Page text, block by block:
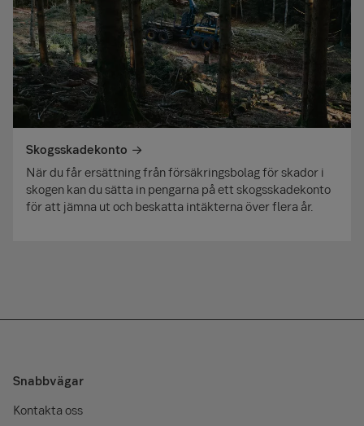
Skogsskadekonto
När du får ersättning från försäkringsbolag för skador i
skogen kan du sätta in pengarna på ett skogsskadekonto
för att jämna ut och beskatta intäkterna över flera år.
Snabbvägar
Kontakta oss